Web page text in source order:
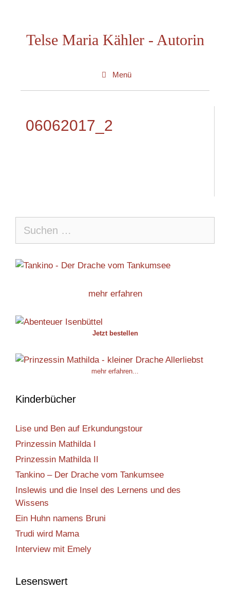
springenTelse Maria Kähler - Autorin
Menü
06062017_2
nach:
mehr erfahren
Jetzt bestellen
mehr erfahren...
Kinderbücher
Lise und Ben auf Erkundungstour
Prinzessin Mathilda I
Prinzessin Mathilda II
Tankino – Der Drache vom Tankumsee
Inslewis und die Insel des Lernens und des
Wissens
Ein Huhn namens Bruni
Trudi wird Mama
Interview mit Emely
Lesenswert